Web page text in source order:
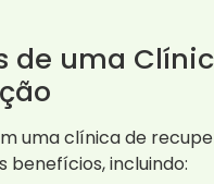
de uma
uma clínica de
benefícios, incluindo: